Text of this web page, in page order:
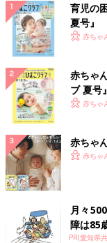
育児の
夏号』
いっぱ
赤ちゃ
赤ちゃ
ブ 夏号
く！ お
赤ちゃ
赤ちゃ
赤ちゃ
月々
障は85
PR(愛知県